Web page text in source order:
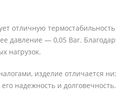
отличную
давление — 0,05 Bar.
нагрузок.
изделие отличается
надежность и долговечность.